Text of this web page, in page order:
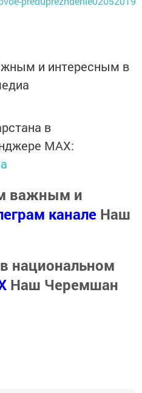
и интересным в
в
MАХ:
важным и
канале Наш
национальном
Наш Черемшан